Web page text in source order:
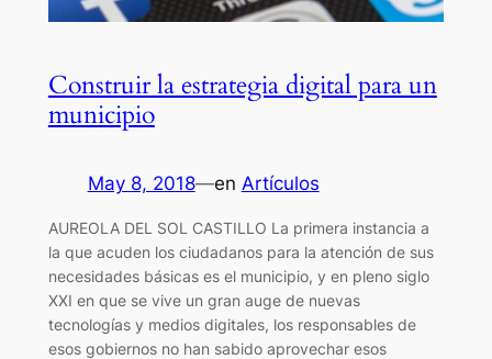
Construir la estrategia digital para un
municipio
May 8, 2018—en Artículos
AUREOLA DEL SOL CASTILLO La primera instancia a
la que acuden los ciudadanos para la atención de sus
necesidades básicas es el municipio, y en pleno siglo
XXI en que se vive un gran auge de nuevas
tecnologías y medios digitales, los responsables de
esos gobiernos no han sabido aprovechar esos